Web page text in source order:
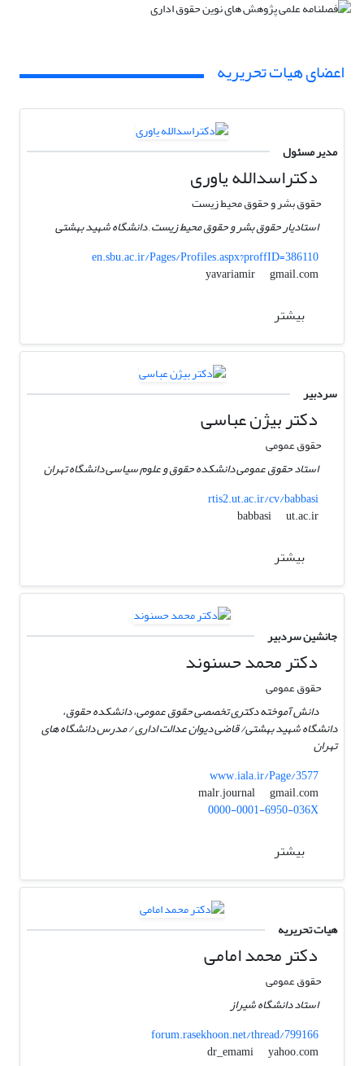
اعضای هیات تحریریه
مدیر مسئول
دکتراسدالله یاوری
حقوق بشر و حقوق محیط زیست
استادیار حقوق بشر و حقوق محیط زیست , دانشگاه شهید بهشتی
en.sbu.ac.ir/Pages/Profiles.aspx?proffID=386110
yavariamir
gmail.com
بیشتر
سردبیر
دکتر بیژن عباسی
حقوق عمومی
استاد حقوق عمومی دانشکده حقوق و علوم سیاسی دانشگاه تهران
rtis2.ut.ac.ir/cv/babbasi
babbasi
ut.ac.ir
بیشتر
جانشین سردبیر
دکتر محمد حسنوند
حقوق عمومی
دانش آموخته دکتری تخصصی حقوق عمومی، دانشکده حقوق،
دانشگاه شهید بهشتی/ قاضی دیوان عدالت اداری / مدرس دانشگاه های
تهران
www.iala.ir/Page/3577
malr.journal
gmail.com
0000-0001-6950-036X
بیشتر
هیات تحریریه
دکتر محمد امامی
حقوق عمومی
استاد دانشگاه شیراز
forum.rasekhoon.net/thread/799166
dr_emami
yahoo.com